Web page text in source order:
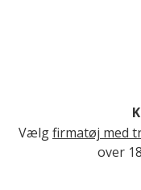
Vælgfirmatøj med
over